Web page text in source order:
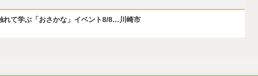
れて学ぶ「おさかな」イベント8/8…川崎市